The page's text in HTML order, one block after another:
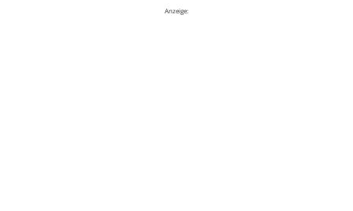
Anzeige: